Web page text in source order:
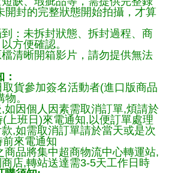
開封的完整狀態開始拍攝，才算
：未拆封狀態、拆封過程、商
方便確認。
清晰開箱影片，請勿提供無法
貨參加簽名活動者(進口版商品
。
如因個人因素需取消訂單,煩請於
上班日)來電通知,以便訂單處理
,如需取消訂單請於當天或是次
前來電通知
商品將集中超商物流中心轉運站,
店,轉站送達需3-5天工作日時